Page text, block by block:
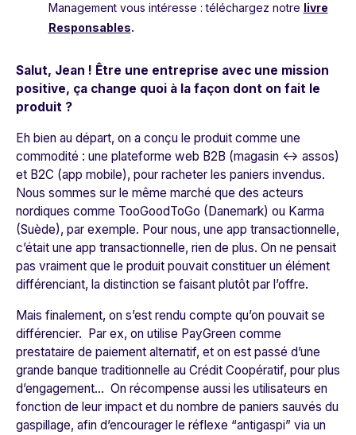
Management vous intéresse : téléchargez notre livre
Responsables.
Salut, Jean ! Être une entreprise avec une mission
positive, ça change quoi à la façon dont on fait le
produit ?
Eh bien au départ, on a conçu le produit comme une
commodité : une plateforme web B2B (magasin <-> assos)
et B2C (app mobile), pour racheter les paniers invendus.
Nous sommes sur le même marché que des acteurs
nordiques comme TooGoodToGo (Danemark) ou Karma
(Suède), par exemple. Pour nous, une app transactionnelle,
c’était une app transactionnelle, rien de plus. On ne pensait
pas vraiment que le produit pouvait constituer un élément
différenciant, la distinction se faisant plutôt par l’offre.
Mais finalement, on s’est rendu compte qu’on pouvait se
différencier. Par ex, on utilise PayGreen comme
prestataire de paiement alternatif, et on est passé d’une
grande banque traditionnelle au Crédit Coopératif, pour plus
d’engagement... On récompense aussi les utilisateurs en
fonction de leur impact et du nombre de paniers sauvés du
gaspillage, afin d’encourager le réflexe “antigaspi” via un